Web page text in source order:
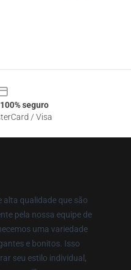
seguro
/ Visa
alta qualidade que são
pela nossa equipe de
uma variedade
e bonitos. Isso
seu estilo individual,